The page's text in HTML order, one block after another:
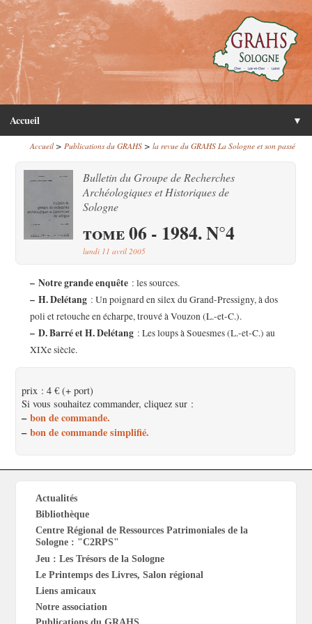
Accueil ▼
Accueil> Publications du GRAHS> la revue du GRAHS La Sologne et son passé
Bulletin du Groupe de Recherches
Archéologiques et Historiques de
Sologne
tome 06 - 1984. N°4
lundi 11 avril 2005
– Notre grande enquête: les sources.
– H. Delétang: Un poignard en silex du Grand-Pressigny, à dos
poli et retouche en écharpe, trouvé à Vouzon (L.-et-C.).
– D. Barré et H. Delétang: Les loups à Souesmes (L.-et-C.) au
XIXe siècle.
prix : 4 € (+ port)
Si vous souhaitez commander, cliquez sur :
– bon de commande.
– bon de commande simplifié.
Actualités
Bibliothèque
Centre Régional de Ressources Patrimoniales de la
Sologne : "C2RPS"
Jeu : Les Trésors de la Sologne
Le Printemps des Livres, Salon régional
Liens amicaux
Notre association